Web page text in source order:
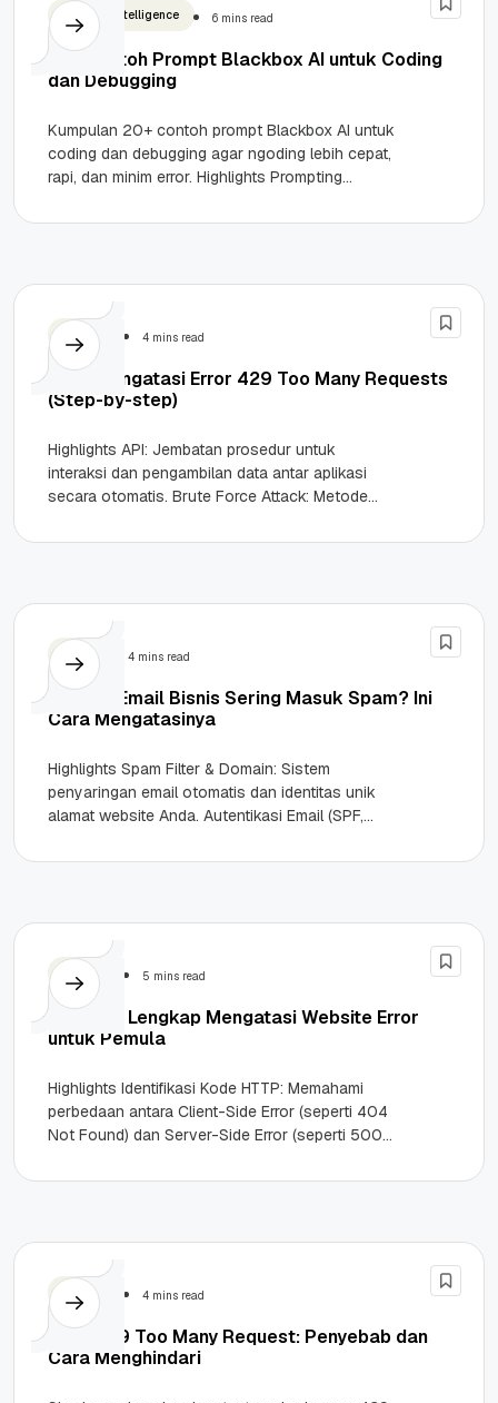
Artificial Intelligence 6 mins read
20+ Contoh Prompt Blackbox AI untuk Coding
dan Debugging
Kumpulan 20+ contoh prompt Blackbox AI untuk
coding dan debugging agar ngoding lebih cepat,
rapi, dan minim error. Highlights Prompting
Website 4 mins read
Cara Mengatasi Error 429 Too Many Requests
(Step-by-step)
Highlights API: Jembatan prosedur untuk
interaksi dan pengambilan data antar aplikasi
secara otomatis. Brute Force Attack: Metode
secara berulang hingga...
4 mins read
Kenapa Email Bisnis Sering Masuk Spam? Ini
Cara Mengatasinya
Highlights Spam Filter & Domain: Sistem
penyaringan email otomatis dan identitas unik
alamat website Anda. Autentikasi Email (SPF,
tangan...
Website 5 mins read
Panduan Lengkap Mengatasi Website Error
untuk Pemula
Highlights Identifikasi Kode HTTP: Memahami
perbedaan antara Client-Side Error (seperti 404
Not Found) dan Server-Side Error (seperti 500
Menggunakan...
Website 4 mins read
Error 429 Too Many Request: Penyebab dan
Cara Menghindari